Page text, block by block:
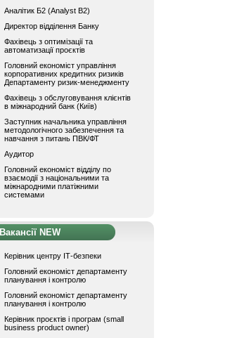
Аналітик Б2 (Analyst B2)
Директор відділення Банку
Фахівець з оптимізації та
автоматизації проєктів
Головний економіст управління
корпоративних кредитних ризиків
Департаменту ризик-менеджменту
Фахівець з обслуговування клієнтів
в міжнародний банк (Київ)
Заступник начальника управління
методологічного забезпечення та
навчання з питань ПВК/ФТ
Аудитор
Головний економіст відділу по
взаємодії з національними та
міжнародними платіжними
системами
Вакансії NEW
Керівник центру ІТ-безпеки
Головний економіст департаменту
планування і контролю
Головний економіст департаменту
планування і контролю
Керівник проєктів і програм (small
business product owner)